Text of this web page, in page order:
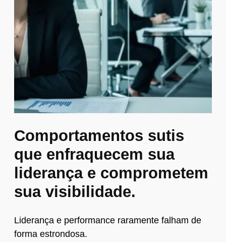
Comportamentos sutis
que enfraquecem sua
liderança e comprometem
sua visibilidade.
Liderança e performance raramente falham de
forma estrondosa.